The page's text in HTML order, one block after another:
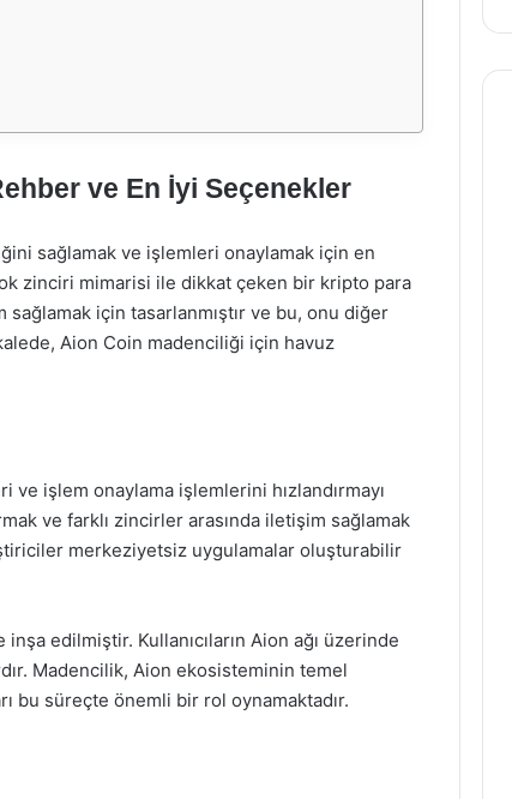
ve En İyi Seçenekler
sağlamak ve işlemleri onaylamak için en
zinciri mimarisi ile dikkat çeken bir kripto para
için tasarlanmıştır ve bu, onu diğer
Aion Coin madenciliği için havuz
işlem onaylama işlemlerini hızlandırmayı
ve farklı zincirler arasında iletişim sağlamak
merkeziyetsiz uygulamalar oluşturabilir
edilmiştir. Kullanıcıların Aion ağı üzerinde
Madencilik, Aion ekosisteminin temel
bu süreçte önemli bir rol oynamaktadır.